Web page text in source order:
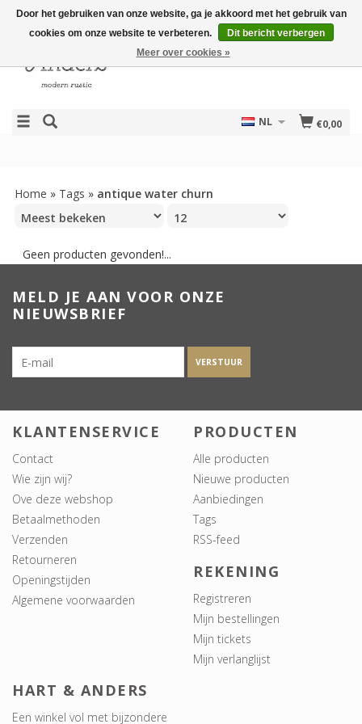
€0,00
NL
Home » Tags » antique water churn
Geen producten gevonden!...
MELD JE AAN VOOR ONZE
NIEUWSBRIEF
VERSTUUR
KLANTENSERVICE
Contact
Wie zijn wij?
Ove deze webshop
Betaalmethoden
Verzenden
Retourneren
Openingstijden
Algemene voorwaarden
PRODUCTEN
Alle producten
Nieuwe producten
Aanbiedingen
Tags
RSS-feed
REKENING
Registreren
Mijn bestellingen
Mijn tickets
Mijn verlanglijst
HART & ANDERS
Een winkel vol met bijzondere
Door het gebruiken van onze website, ga je akkoord met het gebruik van
cookies om onze website te verbeteren.
Dit bericht verbergen
Meer over cookies »